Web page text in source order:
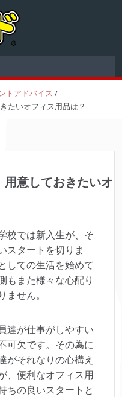
トアドバイス /
たいオフィス用品は？
意しておきたいオ
校では新入生が、そ
スタートを切りま
しての生活を始めて
もまた様々な心配り
せん。
達が仕事がしやすい
可欠です。その為に
がそれなりの心構え
、便利なオフィス用
ちの良いスタートと